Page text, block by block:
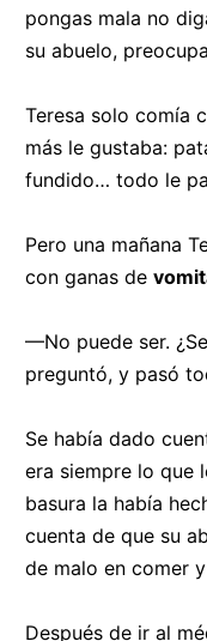
pongas mala no
su abuelo,
Teresa solo comía
más le gustaba:
fundido… todo le
Pero una mañana
con ganas de
—No puede ser.
preguntó, y pasó
Se había dado
era siempre lo que
basura la había
cuenta de que su
de malo en comer
Después de ir al